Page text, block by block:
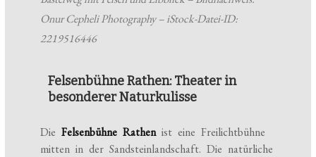
Onur Cepheli Photography – iStock-Datei-ID:
2219516446
Felsenbühne Rathen: Theater in
besonderer Naturkulisse
DieFelsenbühne Rathenist eine Freilichtbühne
mitten in der Sandsteinlandschaft. Die natürliche